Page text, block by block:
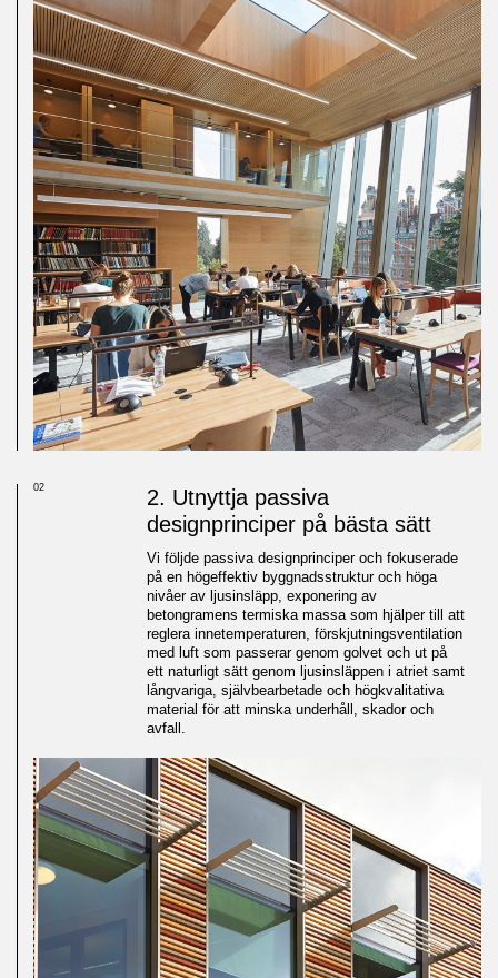
02
2. Utnyttja passiva
designprinciper på bästa sätt
Vi följde passiva designprinciper och fokuserade
på en högeffektiv byggnadsstruktur och höga
nivåer av ljusinsläpp, exponering av
betongramens termiska massa som hjälper till att
reglera innetemperaturen, förskjutningsventilation
med luft som passerar genom golvet och ut på
ett naturligt sätt genom ljusinsläppen i atriet samt
långvariga, självbearbetade och högkvalitativa
material för att minska underhåll, skador och
avfall.